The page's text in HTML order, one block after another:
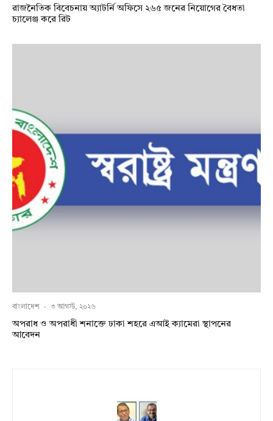
রাজনৈতিক বিবেচনায় অ‍্যাটর্নি অফিসে ২৬৫ জনের নিয়োগের বৈধতা
চ্যালেঞ্জ করে রিট
বাংলাদেশ · ৩ আগস্ট, ২০২৬
অপরাধ ও অপরাধী শনাক্তে ঢাকা শহরে এআই ক্যামেরা স্থাপনের
আবেদন